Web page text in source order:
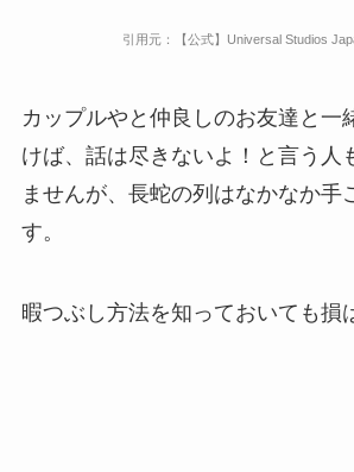
引用元：【公式】Universal Studios
カップルやと仲良しのお友達と一
けば、話は尽きないよ！と言う人
ませんが、長蛇の列はなかなか手
す。
暇つぶし方法を知っておいても損